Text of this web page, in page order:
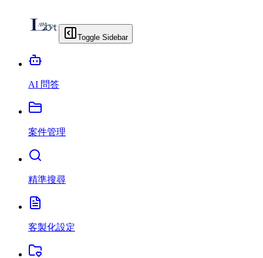
Toggle Sidebar
AI 問答
案件管理
精準搜尋
客製化設定